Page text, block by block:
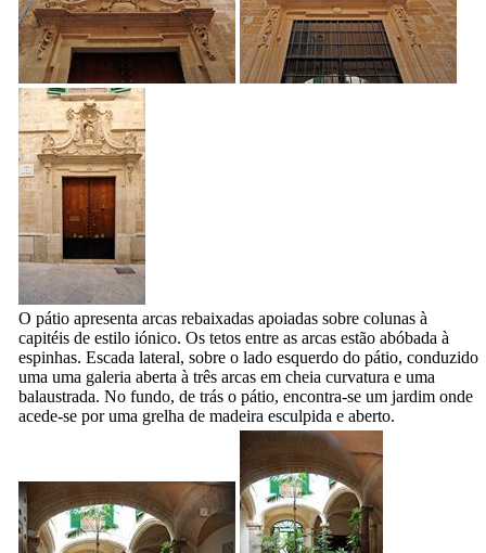
O pátio apresenta arcas rebaixadas apoiadas sobre colunas à
capitéis de estilo iónico. Os tetos entre as arcas estão abóbada à
espinhas. Escada lateral, sobre o lado esquerdo do pátio, conduzido
uma uma galeria aberta à três arcas em cheia curvatura e uma
balaustrada. No fundo, de trás o pátio, encontra-se um jardim onde
acede-se por uma grelha de madeira esculpida e aberto.